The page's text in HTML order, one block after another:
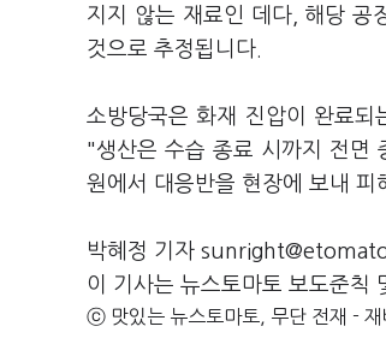
지지 않는 재료인 데다, 해당 공
것으로 추정됩니다.
소방당국은 화재 진압이 완료
"생산은 수습 종료 시까지 전면
원에서 대응반을 현장에 보내 피
박혜정 기자
이 기사는 뉴스토마토 보도준칙
ⓒ 맛있는 뉴스토마토, 무단 전재 - 재